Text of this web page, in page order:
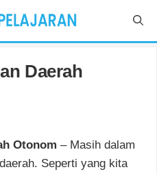
Daerah
Otonom – Masih dalam
Seperti yang kita